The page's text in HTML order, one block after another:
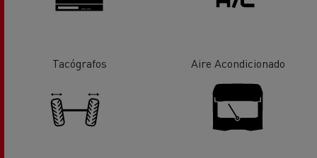
Tacógrafos Aire Acondicionado